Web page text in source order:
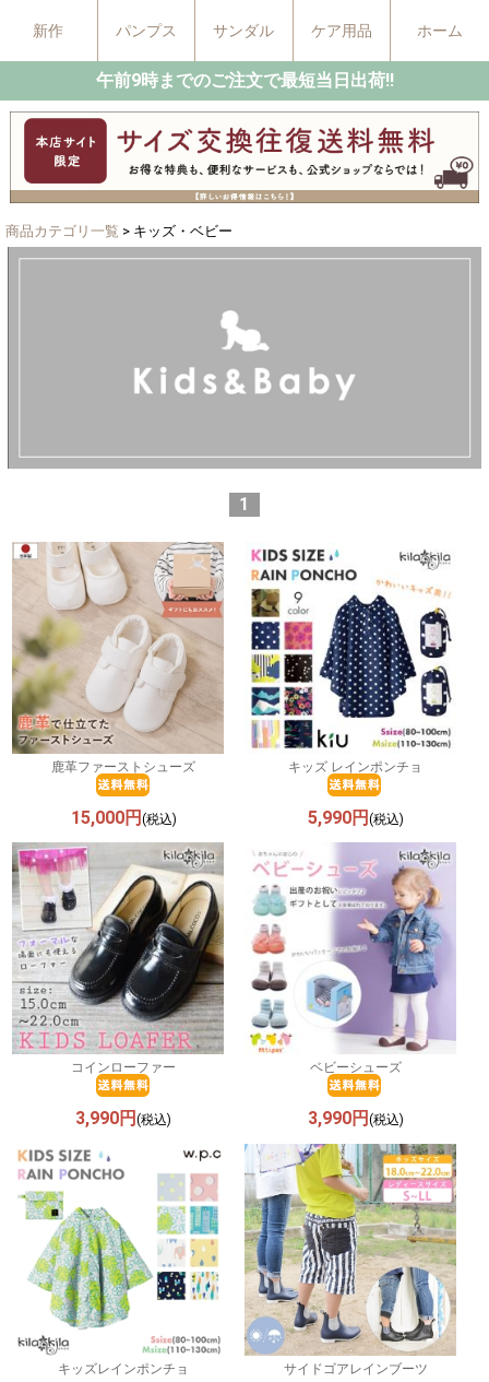
新作 パンプス サンダル ケア用品 ホーム
午前9時までのご注文で最短当日出荷!!
商品カテゴリ一覧 > キッズ・ベビー
1
鹿革ファーストシューズ
15,000円 (税込)
キッズ レインポンチョ
5,990円 (税込)
コインローファー
3,990円(税込)
ベビーシューズ
3,990円 (税込)
キッズレインポンチョ サイドゴアレインブーツ